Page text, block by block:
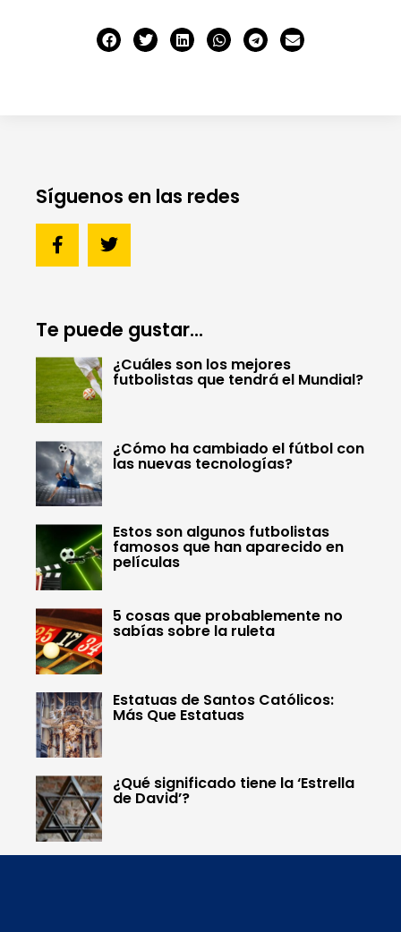
Síguenos en las redes
Te puede gustar...
¿Cuáles son los mejores
futbolistas que tendrá el Mundial?
¿Cómo ha cambiado el fútbol con
las nuevas tecnologías?
Estos son algunos futbolistas
famosos que han aparecido en
películas
5 cosas que probablemente no
sabías sobre la ruleta
Estatuas de Santos Católicos:
Más Que Estatuas
¿Qué significado tiene la ‘Estrella
de David’?